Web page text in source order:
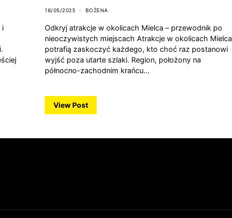
i
16/05/2025 BOŻENA
Odkryj atrakcje w okolicach Mielca – przewodnik po
nieoczywistych miejscach Atrakcje w okolicach Mielca
potrafią zaskoczyć każdego, kto choć raz postanowi
wyjść poza utarte szlaki. Region, położony na
północno-zachodnim krańcu…
View Post